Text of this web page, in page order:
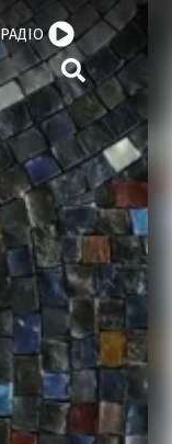
РАДІО